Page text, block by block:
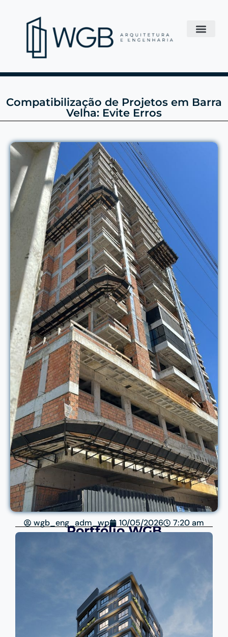
Compatibilização de Projetos em Barra
Velha: Evite Erros
wgb_eng_adm_wp 10/05/2026 7:20 am
Portfólio WGB